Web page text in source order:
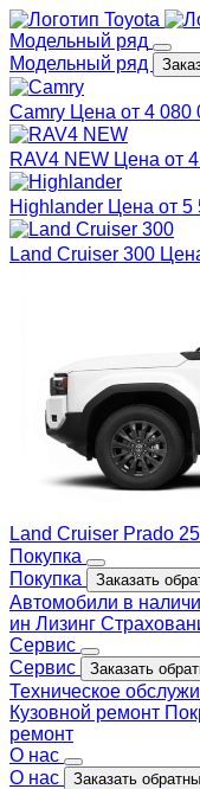
Модельный ряд
Модельный ряд
Camry Цена от 4 080
RAV4 NEW Цена от
Highlander Цена от 5
Land Cruiser 300
Land Cruiser Prado
Покупка
Покупка
Заказать
Автомобили в
ин Лизинг
Сервис
Сервис
Заказать
Техническое
Кузовной ремонт
ремонт
О нас
О нас
Заказать